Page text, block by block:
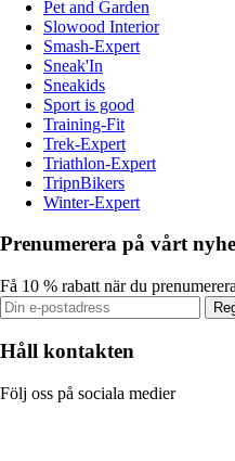
Pet and Garden
Slowood Interior
Smash-Expert
Sneak'In
Sneakids
Sport is good
Training-Fit
Trek-Expert
Triathlon-Expert
TripnBikers
Winter-Expert
Prenumerera på vårt
Få 10 % rabatt när du
Håll kontakten
Följ oss på sociala medier